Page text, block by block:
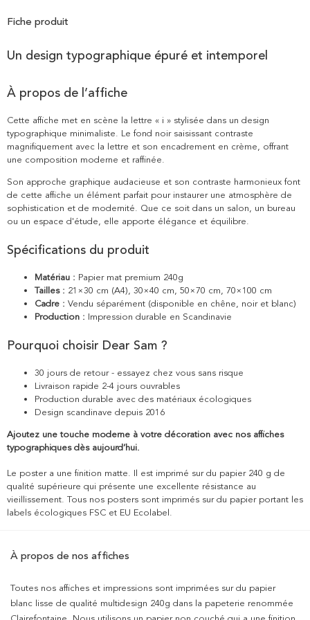
Fiche produit
Un design typographique épuré et intemporel
À propos de l’affiche
Cette affiche met en scène la lettre « i » stylisée dans un design
typographique minimaliste. Le fond noir saisissant contraste
magnifiquement avec la lettre et son encadrement en crème, offrant
une composition moderne et raffinée.
Son approche graphique audacieuse et son contraste harmonieux font
de cette affiche un élément parfait pour instaurer une atmosphère de
sophistication et de modernité. Que ce soit dans un salon, un bureau
ou un espace d'étude, elle apporte élégance et équilibre.
Spécifications du produit
Matériau : Papier mat premium 240g
Tailles : 21×30 cm (A4), 30×40 cm, 50×70 cm, 70×100 cm
Cadre : Vendu séparément (disponible en chêne, noir et blanc)
Production : Impression durable en Scandinavie
Pourquoi choisir Dear Sam ?
30 jours de retour - essayez chez vous sans risque
Livraison rapide 2-4 jours ouvrables
Production durable avec des matériaux écologiques
Design scandinave depuis 2016
Ajoutez une touche moderne à votre décoration avec nos affiches
typographiques dès aujourd’hui.
Le poster a une finition matte. Il est imprimé sur du papier 240 g de
qualité supérieure qui présente une excellente résistance au
vieillissement. Tous nos posters sont imprimés sur du papier portant les
labels écologiques FSC et EU Ecolabel.
À propos de nos affiches
Toutes nos affiches et impressions sont imprimées sur du papier
blanc lisse de qualité multidesign 240g dans la papeterie renommée